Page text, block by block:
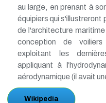
au large, en prenant à
équipiers qui s'illustreront
de l'architecture
conception de
exploitant les
appliquant à
aérodynamique (il avait
Wikipedia